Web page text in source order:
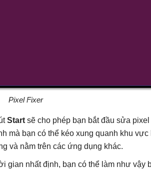
Pixel Fixer
Start sẽ cho phép bạn bắt đầu sửa
mà bạn có thể kéo xung quanh khu
và nằm trên các ứng dụng khác.
gian nhất định, bạn có thể làm như vậy